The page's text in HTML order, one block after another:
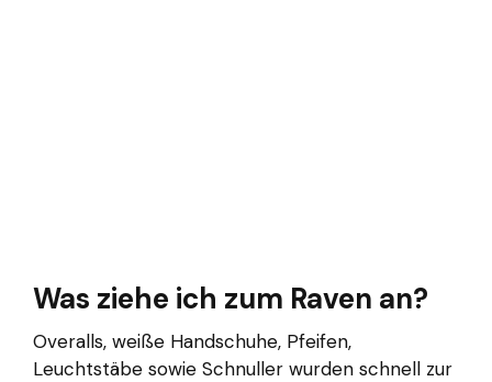
Was ziehe ich zum Raven an?
Overalls, weiße Handschuhe, Pfeifen,
Leuchtstäbe sowie Schnuller wurden schnell zur